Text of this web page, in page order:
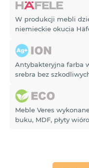
W produkcji mebli
niemieckie okucia
Antybakteryjna farba
srebra bez
Meble Veres
buku, MDF, płyty